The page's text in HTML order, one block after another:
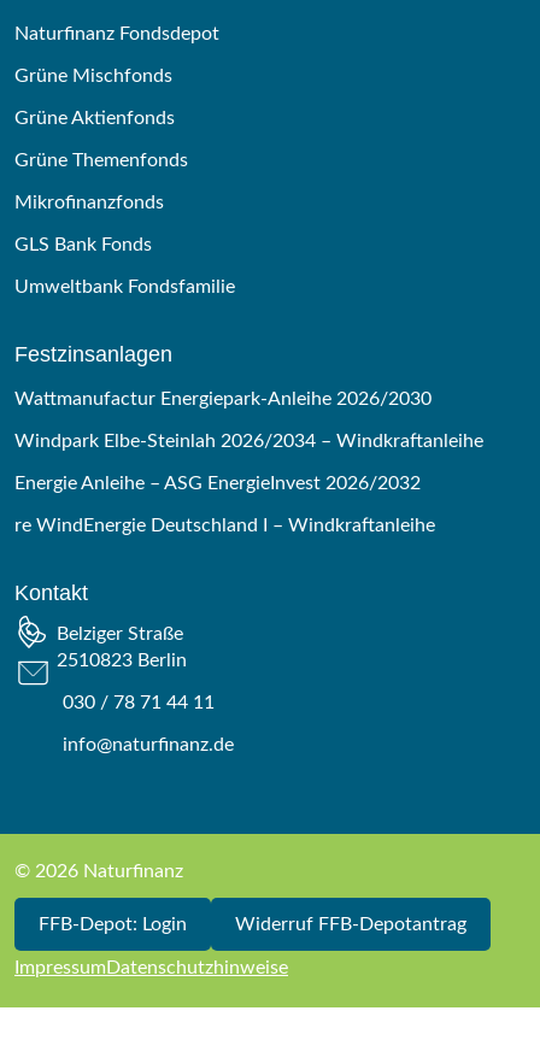
Naturfinanz Fondsdepot
Grüne Mischfonds
Grüne Aktienfonds
Grüne Themenfonds
Mikrofinanzfonds
GLS Bank Fonds
Umweltbank Fondsfamilie
Festzinsanlagen
Wattmanufactur Energiepark-Anleihe 2026/2030
Windpark Elbe-Steinlah 2026/2034 – Windkraftanleihe
Energie Anleihe – ASG EnergieInvest 2026/2032
re WindEnergie Deutschland I – Windkraftanleihe
Kontakt
Belziger Straße
2510823 Berlin
030 / 78 71 44 11
info@naturfinanz.de
© 2026 Naturfinanz
FFB-Depot: Login Widerruf FFB-Depotantrag
ImpressumDatenschutzhinweise